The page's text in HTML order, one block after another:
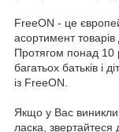
FreeON - це
асортимент товарів
Протягом понад 10
багатьох батьків і
із FreeON.
Якщо у Вас виникли
ласка,